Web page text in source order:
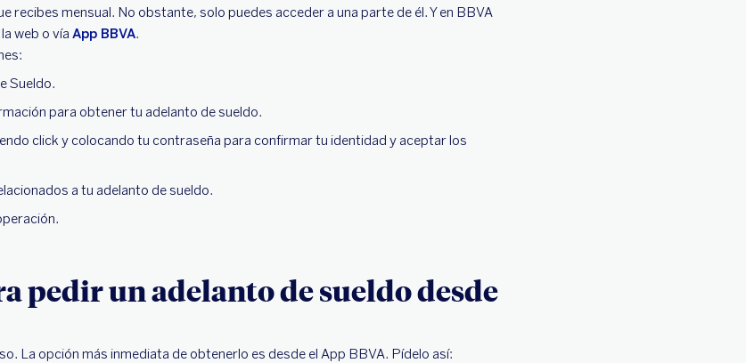
recibes mensual. No obstante, solo puedes acceder a una parte de él. Y en BBVA
web o vía App BBVA.
Sueldo.
para obtener tu adelanto de sueldo.
click y colocando tu contraseña para confirmar tu identidad y aceptar los
a tu adelanto de sueldo.
pedir un adelanto de sueldo desde
La opción más inmediata de obtenerlo es desde el App BBVA. Pídelo así: